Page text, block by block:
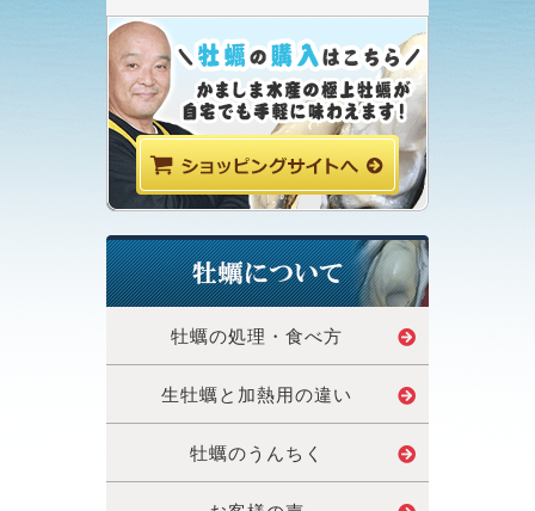
牡蠣の処理・食べ方
生牡蠣と加熱用の違い
牡蠣のうんちく